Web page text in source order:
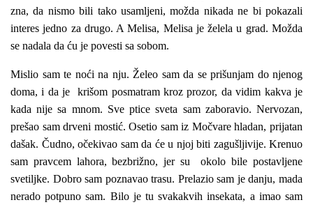
zna, da nismo bili tako usamljeni, možda nikada ne bi pokazali
interes jedno za drugo. A Melisa, Melisa je želela u grad. Možda
se nadala da ću je povesti sa sobom.
Mislio sam te noći na nju. Želeo sam da se prišunjam do njenog
doma, i da je krišom posmatram kroz prozor, da vidim kakva je
kada nije sa mnom. Sve ptice sveta sam zaboravio. Nervozan,
prešao sam drveni mostić. Osetio sam iz Močvare hladan, prijatan
dašak. Čudno, očekivao sam da će u njoj biti zagušljivije. Krenuo
sam pravcem lahora, bezbrižno, jer su okolo bile postavljene
svetiljke. Dobro sam poznavao trasu. Prelazio sam je danju, mada
nerado potpuno sam. Bilo je tu svakakvih insekata, a imao sam